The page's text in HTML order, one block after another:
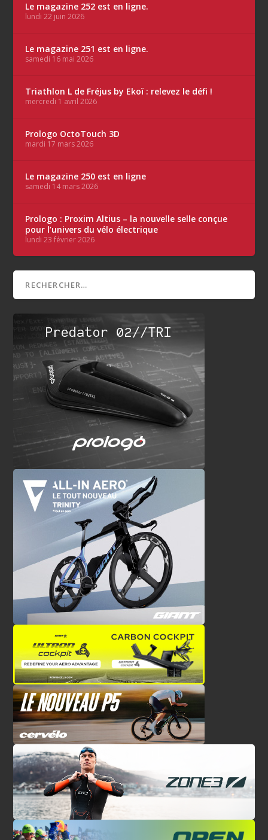
Le magazine 252 est en ligne.
lundi 22 juin 2026
Le magazine 251 est en ligne.
samedi 16 mai 2026
Triathlon L de Fréjus by Ekoï : relevez le défi !
mercredi 1 avril 2026
Prologo OctoTouch 3D
mardi 17 mars 2026
Le magazine 250 est en ligne
samedi 14 mars 2026
Prologo : Proxim Altius – la nouvelle selle conçue
pour l’univers du vélo électrique
lundi 23 février 2026